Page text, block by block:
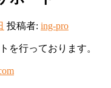
投稿者: ing-pro
を行っております。